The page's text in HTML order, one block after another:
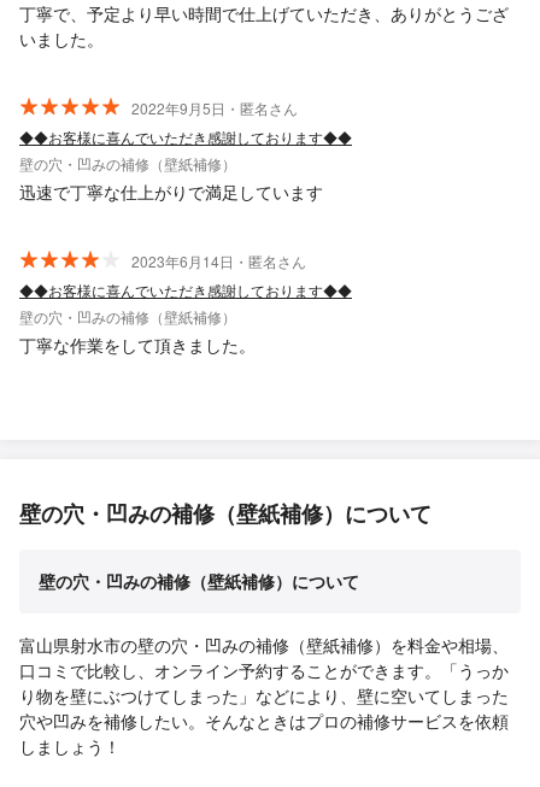
丁寧で、予定より早い時間で仕上げていただき、ありがとうござ
いました。
2022年9月5日・匿名さん
◆◆お客様に喜んでいただき感謝しております◆◆
壁の穴・凹みの補修（壁紙補修）
迅速で丁寧な仕上がりで満足しています
2023年6月14日・匿名さん
◆◆お客様に喜んでいただき感謝しております◆◆
壁の穴・凹みの補修（壁紙補修）
丁寧な作業をして頂きました。
壁の穴・凹みの補修（壁紙補修）について
壁の穴・凹みの補修（壁紙補修）について
富山県射水市の壁の穴・凹みの補修（壁紙補修）を料金や相場、
口コミで比較し、オンライン予約することができます。「うっか
り物を壁にぶつけてしまった」などにより、壁に空いてしまった
穴や凹みを補修したい。そんなときはプロの補修サービスを依頼
しましょう！